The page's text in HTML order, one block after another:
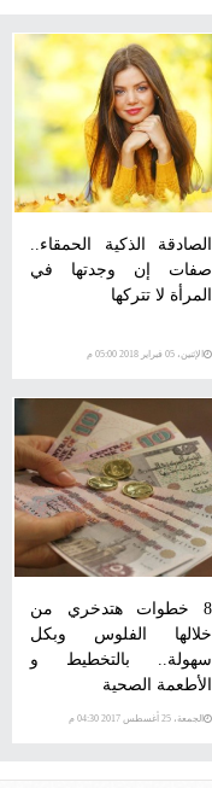
الصادقة الذكية الحمقاء..
صفات إن وجدتها في
المرأة لا تتركها
الإثنين، 05 فبراير 2018 05:00 م
8 خطوات هتدخري من
خلالها الفلوس وبكل
سهولة.. بالتخطيط و
الأطعمة الصحية
الجمعة، 25 أغسطس 2017 04:30 م